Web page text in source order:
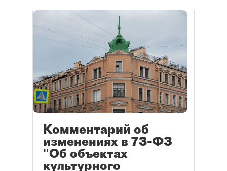
Комментарий об
изменениях в 73-ФЗ
"Об объектах
культурного